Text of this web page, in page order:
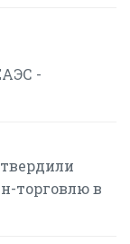
-
торговлю в